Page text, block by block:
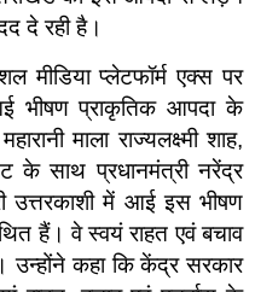
दे रही है।
मीडिया प्लेटफॉर्म एक्स पर
भीषण प्राकृतिक आपदा के
माला राज्यलक्ष्मी शाह,
के साथ प्रधानमंत्री नरेंद्र
उत्तरकाशी में आई इस भीषण
हैं। वे स्वयं राहत एवं बचाव
उन्होंने कहा कि केंद्र सरकार